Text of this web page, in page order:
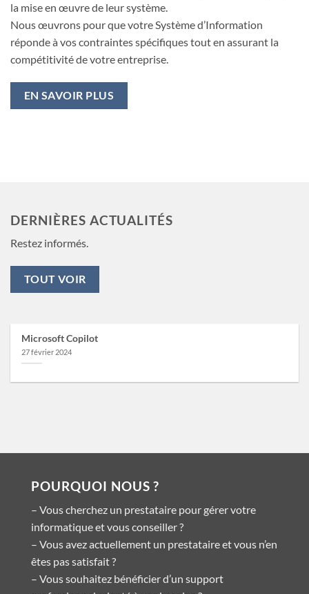
la mise en œuvre de leur système.
Nous œuvrons pour que votre Système d’Information
réponde à vos contraintes spécifiques tout en assurant la
compétitivité de votre entreprise.
EN SAVOIR PLUS
DERNIÈRES ACTUALITÉS
Restez informés.
TOUT VOIR
Microsoft Copilot
27 février 2024
POURQUOI NOUS ?
– Vous cherchez un prestataire pour gérer votre
informatique et vous conseiller ?
– Vous avez actuellement un prestataire et vous n’en
êtes pas satisfait ?
– Vous souhaitez bénéficier d’un support